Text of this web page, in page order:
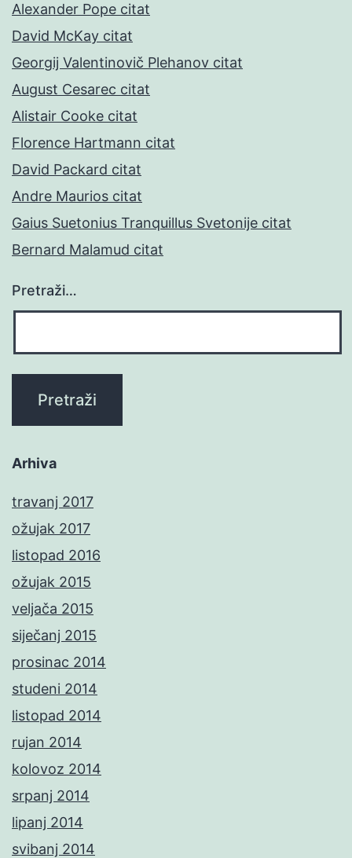
Alexander Pope citat
David McKay citat
Georgij Valentinovič Plehanov citat
August Cesarec citat
Alistair Cooke citat
Florence Hartmann citat
David Packard citat
Andre Maurios citat
Gaius Suetonius Tranquillus Svetonije citat
Bernard Malamud citat
Pretraži…
Arhiva
travanj 2017
ožujak 2017
listopad 2016
ožujak 2015
veljača 2015
siječanj 2015
prosinac 2014
studeni 2014
listopad 2014
rujan 2014
kolovoz 2014
srpanj 2014
lipanj 2014
svibanj 2014